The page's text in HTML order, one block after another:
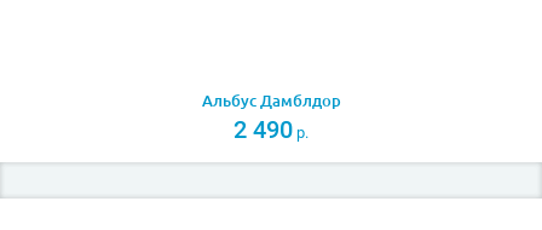
Альбус Дамблдор
2 490р.